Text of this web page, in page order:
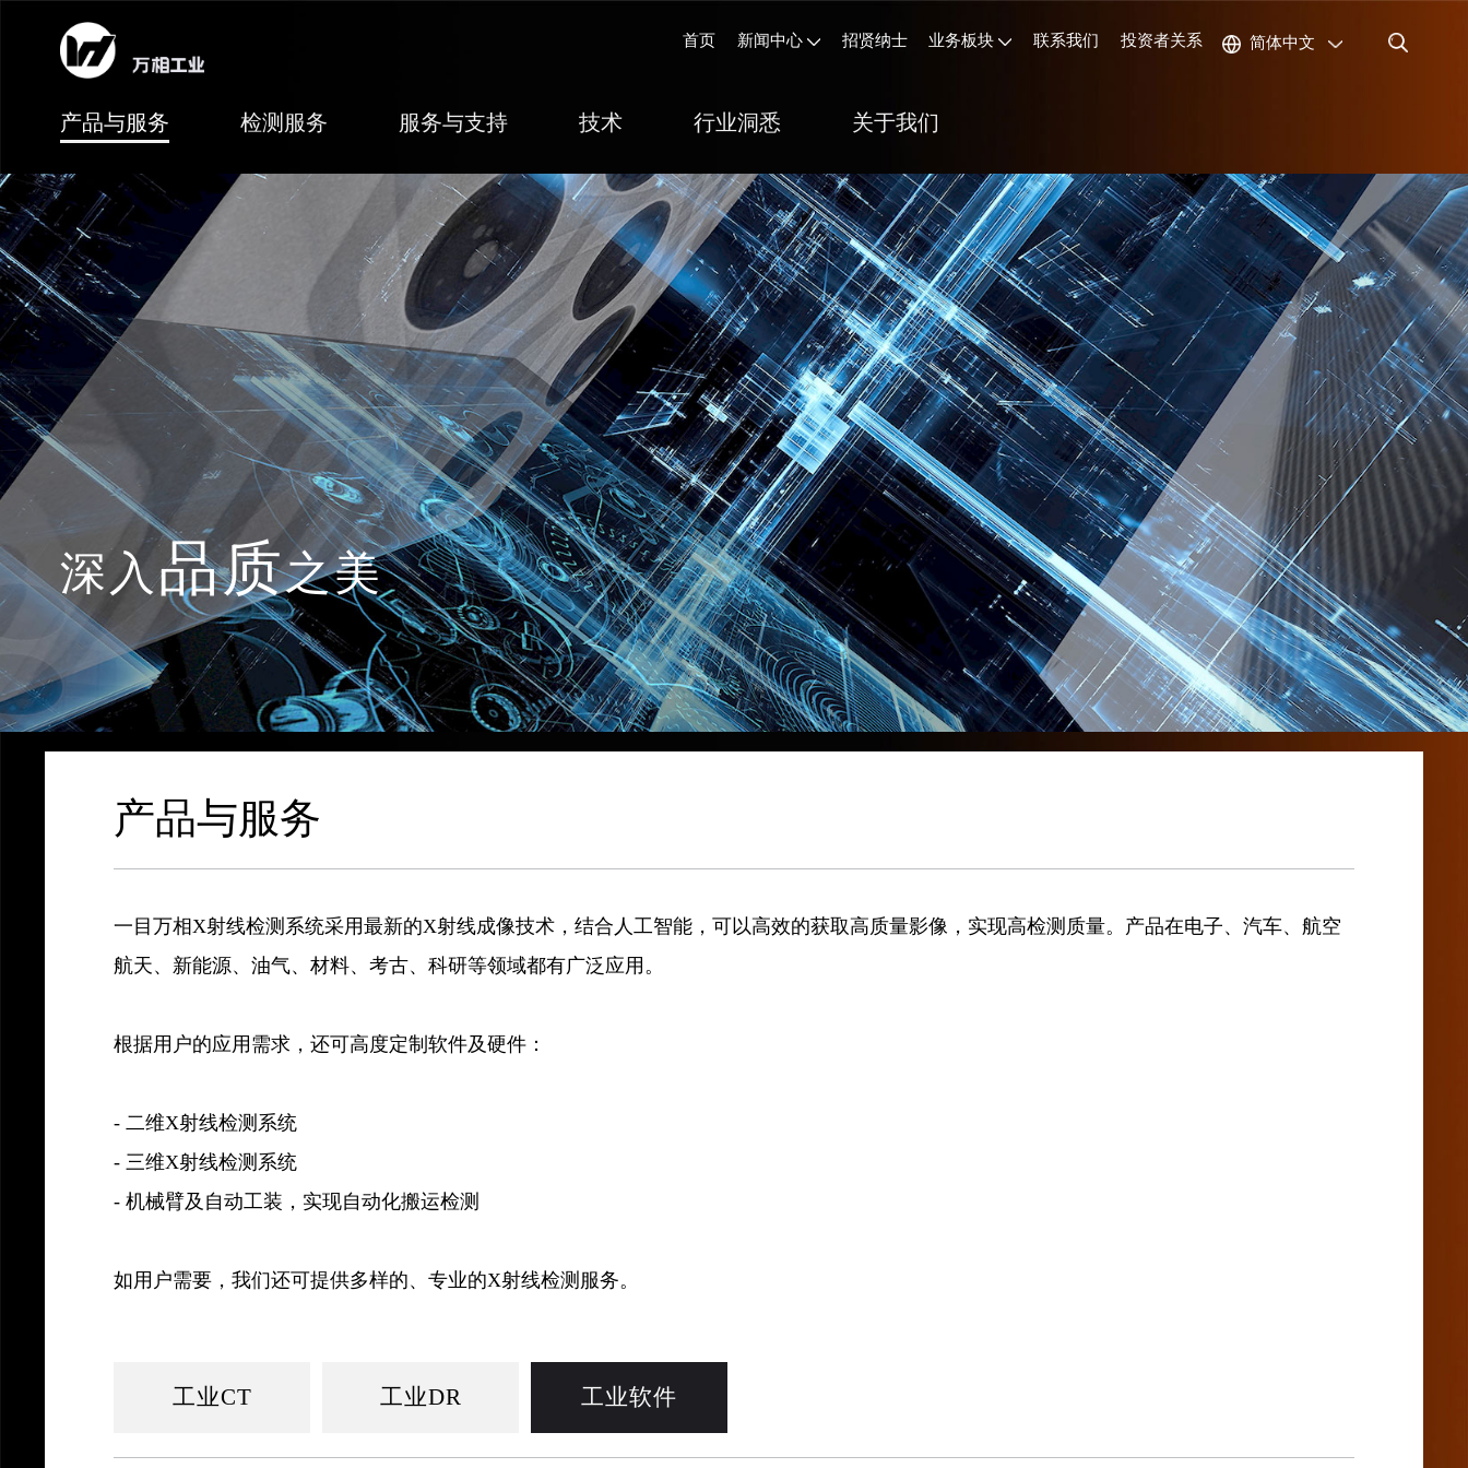
简体中文
投资者关系
联系我们
业务板块
招贤纳士
新闻中心
首页
产品与服务 检测服务 服务与支持 技术 行业洞悉 关于我们
深入品质之美
产品与服务
一目万相X射线检测系统采用最新的X射线成像技术，结合人工智能，可以高效的获取高质量影像，实现高检测质量。产品在电子、汽车、航空
航天、新能源、油气、材料、考古、科研等领域都有广泛应用。
根据用户的应用需求，还可高度定制软件及硬件：
- 二维X射线检测系统
- 三维X射线检测系统
- 机械臂及自动工装，实现自动化搬运检测
如用户需要，我们还可提供多样的、专业的X射线检测服务。
工业CT 工业DR 工业软件